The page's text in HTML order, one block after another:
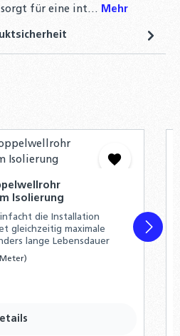
sorgt für eine int… Mehr
Isolierung
die Installation
gleichzeitig maximale
lange Lebensdauer